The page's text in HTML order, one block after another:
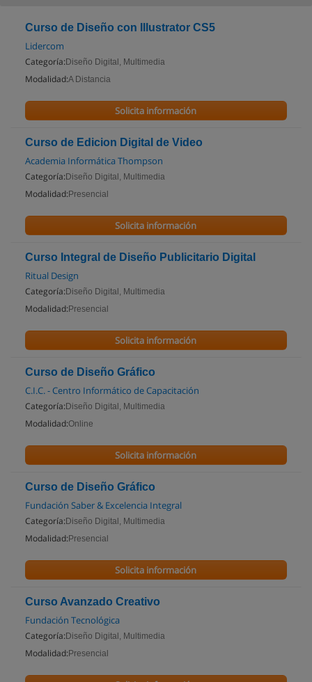
Curso de Diseño con Illustrator CS5
Lidercom
Categoría: Diseño Digital, Multimedia
Modalidad:A Distancia
Solicita información
Curso de Edicion Digital de Video
Academia Informática Thompson
Categoría: Diseño Digital, Multimedia
Modalidad: Presencial
Solicita información
Curso Integral de Diseño Publicitario Digital
Ritual Design
Categoría: Diseño Digital, Multimedia
Modalidad: Presencial
Solicita información
Curso de Diseño Gráfico
C.I.C. - Centro Informático de Capacitación
Categoría: Diseño Digital, Multimedia
Modalidad:Online
Solicita información
Curso de Diseño Gráfico
Fundación Saber & Excelencia Integral
Categoría: Diseño Digital, Multimedia
Modalidad: Presencial
Solicita información
Curso Avanzado Creativo
Fundación Tecnológica
Categoría: Diseño Digital, Multimedia
Modalidad: Presencial